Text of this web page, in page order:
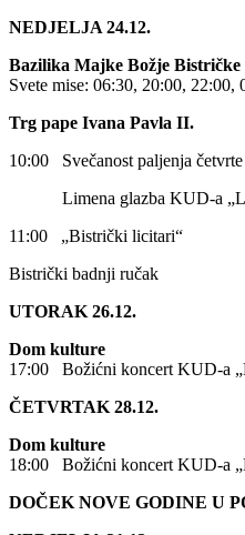
NEDJELJA 24.12.
Bazilika Majke Božje Bistričke
Svete mise: 06:30, 20:00, 22:00,
Trg pape Ivana Pavla II.
10:00 Svečanost paljenja
Limena glazba KUD-a
11:00 „Bistrički licitari“
Bistrički badnji ručak
UTORAK 26.12.
Dom kulture
17:00 Božićni koncert KUD-a
ČETVRTAK 28.12.
Dom kulture
18:00 Božićni koncert KUD-a
DOČEK NOVE GODINE U